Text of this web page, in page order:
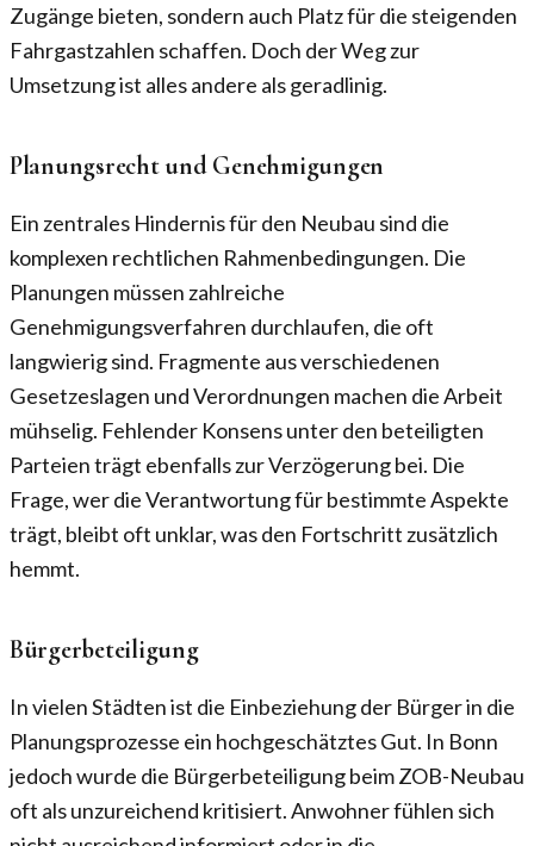
Zugänge bieten, sondern auch Platz für die steigenden
Fahrgastzahlen schaffen. Doch der Weg zur
Umsetzung ist alles andere als geradlinig.
Planungsrecht und Genehmigungen
Ein zentrales Hindernis für den Neubau sind die
komplexen rechtlichen Rahmenbedingungen. Die
Planungen müssen zahlreiche
Genehmigungsverfahren durchlaufen, die oft
langwierig sind. Fragmente aus verschiedenen
Gesetzeslagen und Verordnungen machen die Arbeit
mühselig. Fehlender Konsens unter den beteiligten
Parteien trägt ebenfalls zur Verzögerung bei. Die
Frage, wer die Verantwortung für bestimmte Aspekte
trägt, bleibt oft unklar, was den Fortschritt zusätzlich
hemmt.
Bürgerbeteiligung
In vielen Städten ist die Einbeziehung der Bürger in die
Planungsprozesse ein hochgeschätztes Gut. In Bonn
jedoch wurde die Bürgerbeteiligung beim ZOB-Neubau
oft als unzureichend kritisiert. Anwohner fühlen sich